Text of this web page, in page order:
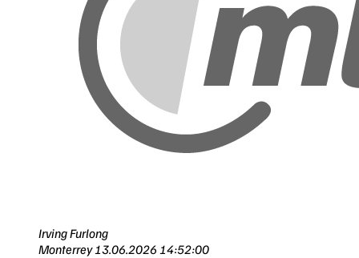
Irving Furlong
Monterrey13.06.2026 14:52:00